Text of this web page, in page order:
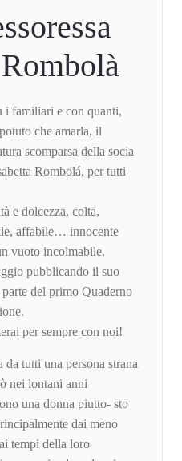
familiari e con quanti,
che amarla, il
scomparsa della socia
Rombolá, per tutti
e dolcezza, colta,
affabile… innocente
vuoto incolmabile.
pubblicando il suo
del primo Quaderno
per sempre con noi!
da tutti una persona strana
nei lontani anni
una donna piutto- sto
dai meno
tempi della loro